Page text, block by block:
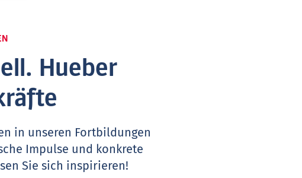
Hueber
in unseren Fortbildungen
Impulse und konkrete
Sie sich inspirieren!